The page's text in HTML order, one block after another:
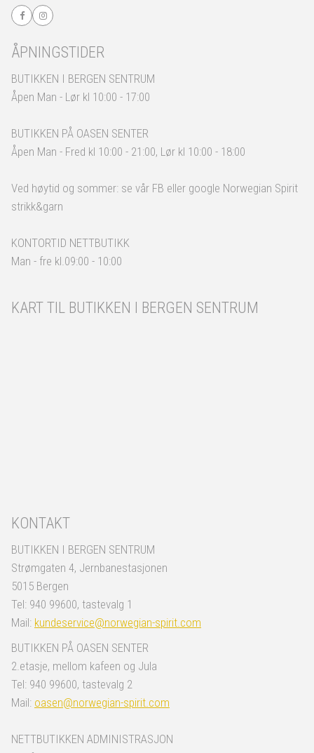
ÅPNINGSTIDER
BUTIKKEN I BERGEN SENTRUM
Åpen Man - Lør kl 10:00 - 17:00
BUTIKKEN PÅ OASEN SENTER
Åpen Man - Fred kl 10:00 - 21:00, Lør kl 10:00 - 18:00
Ved høytid og sommer: se vår FB eller google Norwegian Spirit
strikk&garn
KONTORTID NETTBUTIKK
Man - fre kl.09:00 - 10:00
KART TIL BUTIKKEN I BERGEN SENTRUM
KONTAKT
BUTIKKEN I BERGEN SENTRUM
Strømgaten 4, Jernbanestasjonen
5015 Bergen
Tel: 940 99600, tastevalg 1
Mail: kundeservice@norwegian-spirit.com
BUTIKKEN PÅ OASEN SENTER
2.etasje, mellom kafeen og Jula
Tel: 940 99600, tastevalg 2
Mail: oasen@norwegian-spirit.com
NETTBUTIKKEN ADMINISTRASJON